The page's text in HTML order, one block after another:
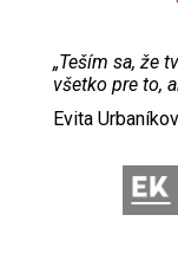
„Teším sa, že
všetko pre to,
Evita